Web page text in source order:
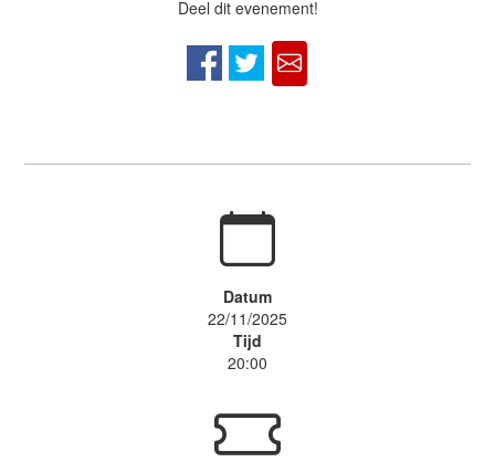
Deel dit evenement!
Datum
22/11/2025
Tijd
20:00